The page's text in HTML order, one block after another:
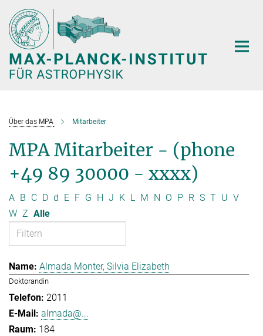
Hauptinhalt
Über das MPA Mitarbeiter
MPA Mitarbeiter - (phone
+49 89 30000 - xxxx)
A B C D d E F G H J K L M N O P R S T U V
W Z Alle
Almada Monter, Silvia Elizabeth
Doktorandin
2011
almada@...
184